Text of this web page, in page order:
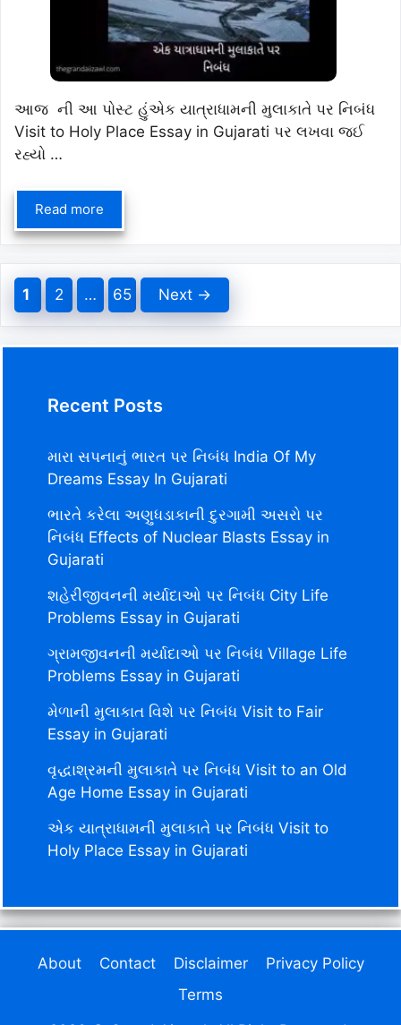
આજ ની આ પોસ્ટ હુંએક યાત્રાધામની મુલાકાતે પર નિબંધ
Visit to Holy Place Essay in Gujarati પર લખવા જઈ
રહ્યો …
Read more
Page
1 Page
2 … Page
65 Next →
Recent Posts
મારા સપનાનું ભારત પર નિબંધ India Of My
Dreams Essay In Gujarati
ભારતે કરેલા અણુધડાકાની દુરગામી અસરો પર
નિબંધ Effects of Nuclear Blasts Essay in
Gujarati
શહેરીજીવનની મર્યાદાઓ પર નિબંધ City Life
Problems Essay in Gujarati
ગ્રામજીવનની મર્યાદાઓ પર નિબંધ Village Life
Problems Essay in Gujarati
મેળાની મુલાકાત વિશે પર નિબંધ Visit to Fair
Essay in Gujarati
વૃદ્ધાશ્રમની મુલાકાતે પર નિબંધ Visit to an Old
Age Home Essay in Gujarati
એક યાત્રાધામની મુલાકાતે પર નિબંધ Visit to
Holy Place Essay in Gujarati
About Contact Disclaimer
Privacy Policy
Terms